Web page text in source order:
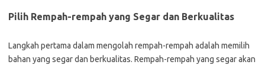
Pilih Rempah-rempah yang Segar dan Berkualitas
Langkah pertama dalam mengolah rempah-rempah adalah memilih
bahan yang segar dan berkualitas. Rempah-rempah yang segar akan